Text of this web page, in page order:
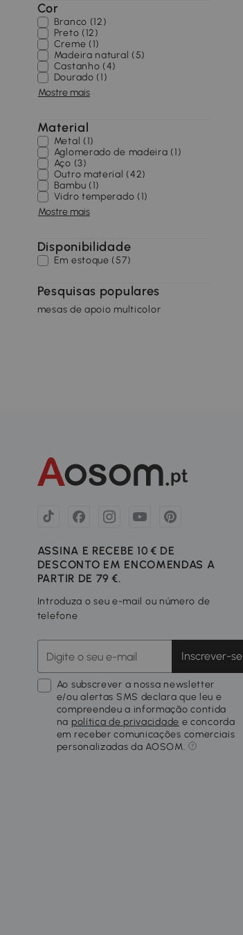
Cor
Branco (12)
Preto (12)
Creme (1)
Madeira natural (5)
Castanho (4)
Dourado (1)
Mostre mais
Material
Metal (1)
Aglomerado de madeira (1)
Aço (3)
Outro material (42)
Bambu (1)
Vidro temperado (1)
Mostre mais
Disponibilidade
Em estoque (57)
Pesquisas populares
mesas de apoio multicolor
ASSINA E RECEBE 10 € DE
DESCONTO EM ENCOMENDAS A
PARTIR DE 79 €.
Introduza o seu e-mail ou número de
telefone
Inscrever-se
Ao subscrever a nossa newsletter
e/ou alertas SMS declara que leu e
compreendeu a informação contida
na política de privacidade e concorda
em receber comunicações comerciais
personalizadas da AOSOM.